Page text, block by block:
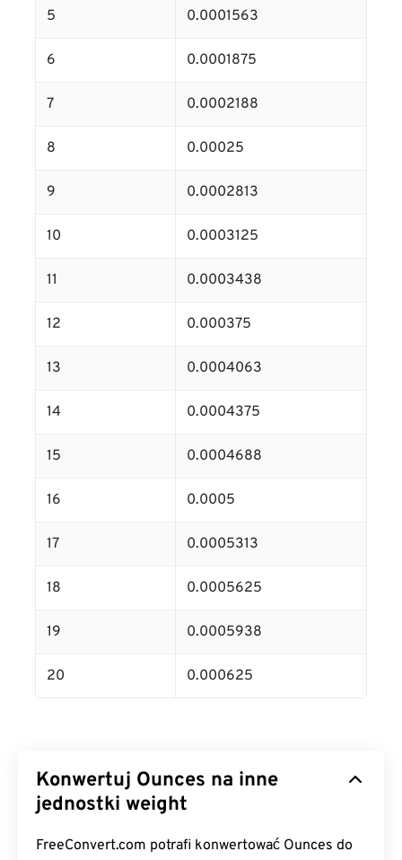
5 0.0001563
6 0.0001875
7 0.0002188
8 0.00025
9 0.0002813
10 0.0003125
11 0.0003438
12 0.000375
13 0.0004063
14 0.0004375
15 0.0004688
16 0.0005
17 0.0005313
18 0.0005625
19 0.0005938
20 0.000625
Konwertuj Ounces na inne
jednostki weight
FreeConvert.com potrafi konwertować Ounces do